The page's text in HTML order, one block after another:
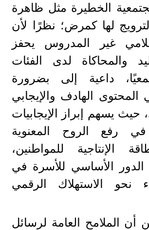
الخطيرة مثل ظاهرة
الترويج لها كمرض؛ نظرًا لأن
غير المدروس يحفز
والمحاكاة لدى الفئات
داعية إلى بضرورة
المحتوى الهادف والإيجابي
حيث يسهم إبراز الإيجابيات
في رفع الروح المعنوية
الإنتاجية للمواطنين،
الأساسي للأسرة في
نحو الاستهلاك الرقمي
الملامح العامة لرسائل